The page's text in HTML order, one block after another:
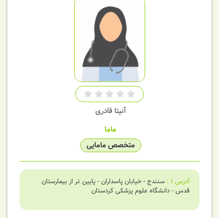
آنیتا قادری
ماما
متخصص مامایی
آدرس 1
: سنندج - خیابان پاسداران - پایین تر از بیمارستان
قدس - دانشگاه علوم پزشکی کردستان